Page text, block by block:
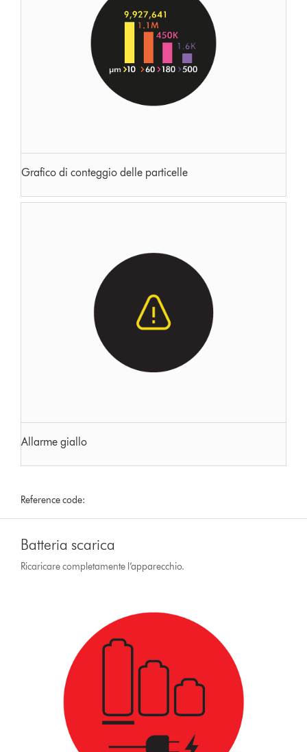
Grafico di conteggio delle particelle
Allarme giallo
Reference code:
Batteria scarica
Ricaricare completamente l’apparecchio.